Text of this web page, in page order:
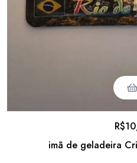
imã de geladeira
R$